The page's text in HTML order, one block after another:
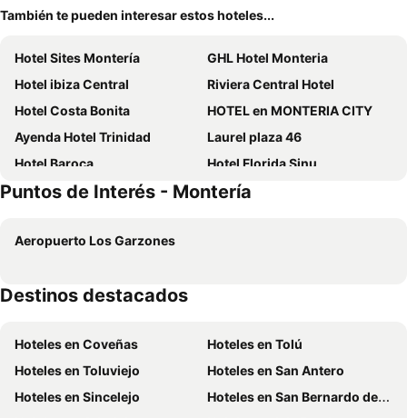
También te pueden interesar estos hoteles...
Hotel Sites Montería
GHL Hotel Monteria
Hotel ibiza Central
Riviera Central Hotel
Hotel Costa Bonita
HOTEL en MONTERIA CITY
Ayenda Hotel Trinidad
Laurel plaza 46
Hotel Baroca
Hotel Florida Sinu
Hotel Santa Clara Boutique
Hotel Ribera Sinu
Hotel Cinco Monteria
Hotel Loft
Hotel Calarca N1
Hotel La Casa 1
Hotel Miami center
Hotel Calarca Club
Hotel Calarca N2
Hotel Miraval Monteria
Puntos de Interés - Montería
Aeropuerto Los Garzones
Destinos destacados
Hoteles en Coveñas
Hoteles en Tolú
Hoteles en Toluviejo
Hoteles en San Antero
Hoteles en Sincelejo
Hoteles en San Bernardo del Viento